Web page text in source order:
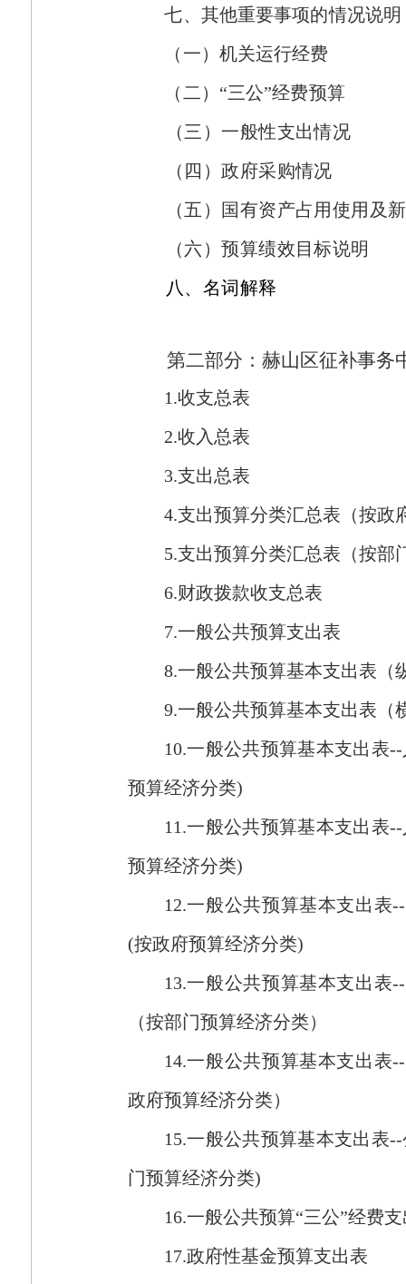
七、其他重要事项的情况说明
（一）机关运行经费
（二）“三公”经费预算
（三）一般性支出情况
（四）政府采购情况
（五）国有资产占用使用及
（六）预算绩效目标说明
八、名词解释
第二部分：赫山区征补事务
1.收支总表
2.收入总表
3.支出总表
4.支出预算分类汇总表（按政
5.支出预算分类汇总表（按部
6.财政拨款收支总表
7.一般公共预算支出表
8.一般公共预算基本支出表（
9.一般公共预算基本支出表（
10.一般公共预算基本支出表--
预算经济分类)
11.一般公共预算基本支出表--
预算经济分类)
12.一般公共预算基本支出表--
(按政府预算经济分类)
13.一般公共预算基本支出表--
（按部门预算经济分类）
14.一般公共预算基本支出表--
政府预算经济分类）
15.一般公共预算基本支出表--
门预算经济分类)
16.一般公共预算“三公”经费
17.政府性基金预算支出表